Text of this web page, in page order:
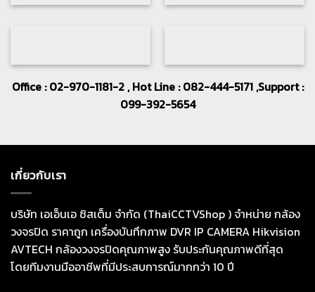
Office : 02-970-1181-2 , Hot Line : 082-444-5171 ,Support :
099-392-5654
เกี่ยวกับเรา
บริษัท เอเอ็นเอ ซิสเต็ม จำกัด (ThaiCCTVShop ) จำหน่าย กล้อง
วงจรปิด ราคาถูก เครื่องบันทึกภาพ DVR IP CAMERA Hikvision
AVTECH กล้องวงจรปิดคุณภาพสูง รับประกันคุณภาพดีที่สุด
โดยทีมงานมืออาชีพที่มีประสบการณ์มากกว่า 10 ปี